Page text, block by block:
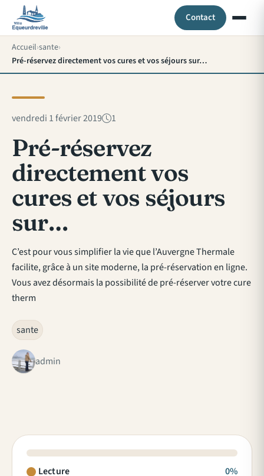
Contact
Accueil sante
Pré-réservez directement vos cures et vos séjours sur…
vendredi 1 février 2019 1
Pré-réservez
directement vos
cures et vos séjours
sur…
C’est pour vous simplifier la vie que l’Auvergne Thermale
facilite, grâce à un site moderne, la pré-réservation en ligne.
Vous avez désormais la possibilité de pré-réserver votre cure
therm
sante
admin
Lecture 0%